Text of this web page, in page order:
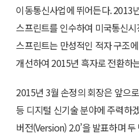
이동통신사업에 뛰어든다. 2013
스프린트를 인수하여 미국통신
스프린트는 만성적인 적자 구조
개선하여 2015년 흑자로 전환하
2015년 3월 손정의 회장은 앞으
등 디지털 신기술 분야에 주력하
버전(Version) 2.0’을 발표하며